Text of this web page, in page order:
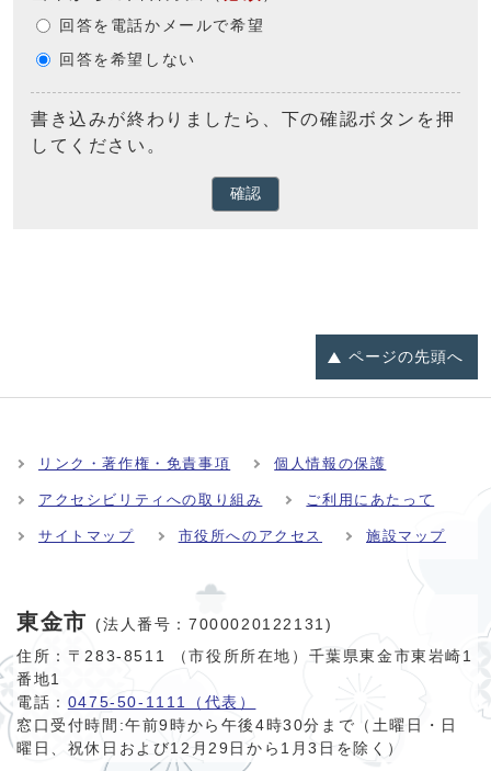
回答を電話かメールで希望
回答を希望しない
書き込みが終わりましたら、下の確認ボタンを押
してください。
確認
ページの先頭へ
リンク・著作権・免責事項 個人情報の保護
アクセシビリティへの取り組み ご利用にあたって
サイトマップ 市役所へのアクセス 施設マップ
東金市
(法人番号：7000020122131)
住所：〒283-8511 （市役所所在地）千葉県東金市東岩崎1
番地1
電話： 0475-50-1111（代表）
窓口受付時間:午前9時から午後4時30分まで（土曜日・日
曜日、祝休日および12月29日から1月3日を除く）